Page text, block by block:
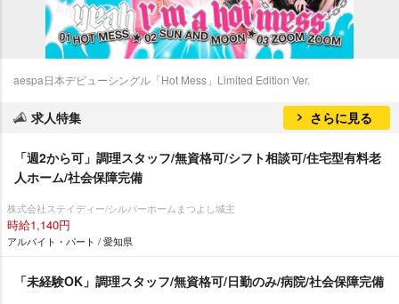
aespa日本デビューシングル「Hot Mess」Limited Edition Ver.
求人特集 さらに見る
「週2から可」調理スタッフ/無資格可/シフト相談可/住宅型有料老
人ホーム/社会保障完備
株式会社ステイディー/シルバーホームまつよし城主
時給1,140円
アルバイト・パート / 愛知県
「未経験OK」調理スタッフ/無資格可/日勤のみ/病院/社会保障完備